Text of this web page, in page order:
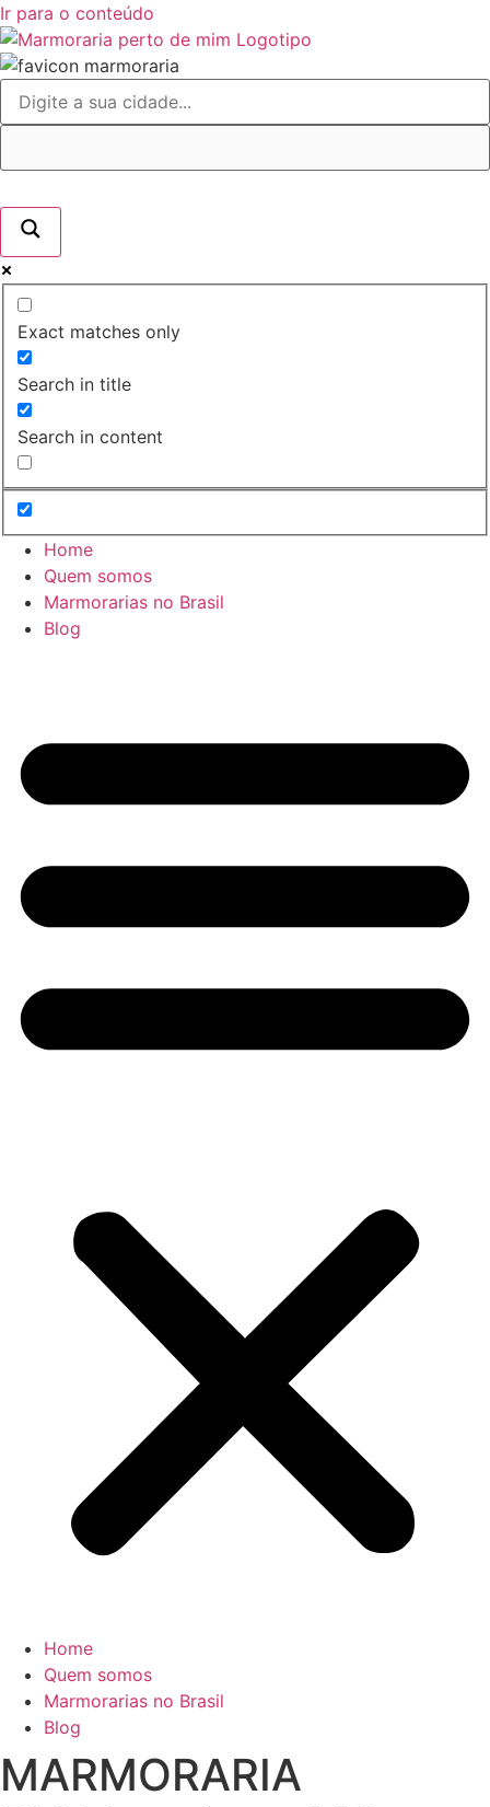
Ir para o conteúdo
Exact matches only
Search in title
Search in content
Home
Quem somos
Marmorarias no Brasil
Blog
Home
Quem somos
Marmorarias no Brasil
Blog
MARMORARIA